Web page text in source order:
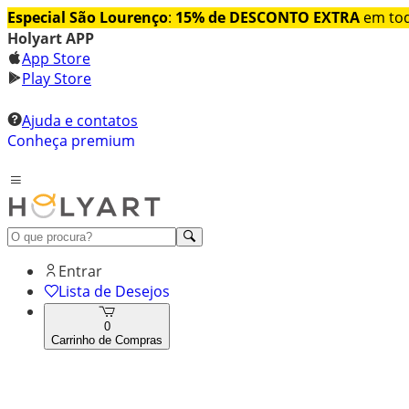
Especial São Lourenço: 15% de DESCONTO EXTRA em
Holyart APP
App Store
Play Store
Ajuda e contatos
Conheça premium
Entrar
Lista de Desejos
0
Carrinho de Compras